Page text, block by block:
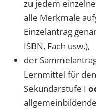
zu jedem
alle Merkmale
Einzelantrag
ISBN, Fach usw.),
der
Lernmittel für
Sekundarstufe I